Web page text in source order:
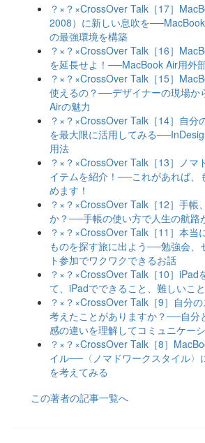
？×？×CrossOver Talk［17］
2008）に新しい息吹を
の最強環境を構築
？×？×CrossOver Talk［16］
を延長せよ！──MacBook Air用外
？×？×CrossOver Talk［15］
使えるの？──デザイナーの現場か
Airの魅力
？×？×CrossOver Talk［14］自分
を最大限に活用してみる
用法
？×？×CrossOver Talk［13］ノマ
イテムを紹介！──これがあれば、
めます！
？×？×CrossOver Talk［12］手帳
か？──手帳の使い方で人生の航路
？×？×CrossOver Talk［11］本当
ものを探す旅に出よう──勉強会、
ト参加でワクワクできるお話
？×？×CrossOver Talk［10］iPad
て、iPadでできること、難しいこ
？×？×CrossOver Talk［9］自分の
考えたことがありますか？──自分
感の違いを理解してコミュニケー
？×？×CrossOver Talk［8］
イル──〈ノマドワークスタイル〉
を考えてみる
この著者の記事一覧へ